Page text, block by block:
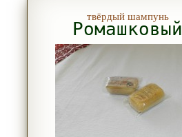
твёрдый шампунь
Ромашковый